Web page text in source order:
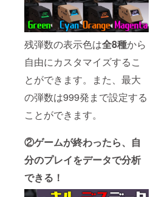
残弾数の表示色は全8種から
自由にカスタマイズするこ
とができます。また、最大
の弾数は999発まで設定する
ことができます。
②ゲームが終わったら、自
分のプレイをデータで分析
できる！